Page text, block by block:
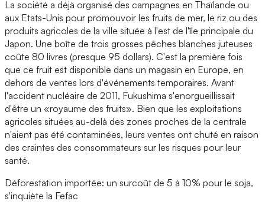
La société a déjà organisé des campagnes en Thaïlande ou
aux Etats-Unis pour promouvoir les fruits de mer, le riz ou des
produits agricoles de la ville située à l'est de l'île principale du
Japon. Une boîte de trois grosses pêches blanches juteuses
coûte 80 livres (presque 95 dollars). C'est la première fois
que ce fruit est disponible dans un magasin en Europe, en
dehors de ventes lors d'événements temporaires. Avant
l'accident nucléaire de 2011, Fukushima s'enorgueillissait
d'être un «royaume des fruits». Bien que les exploitations
agricoles situées au-delà des zones proches de la centrale
n'aient pas été contaminées, leurs ventes ont chuté en raison
des craintes des consommateurs sur les risques pour leur
santé.
Déforestation importée: un surcoût de 5 à 10% pour le soja,
s'inquiète la Fefac